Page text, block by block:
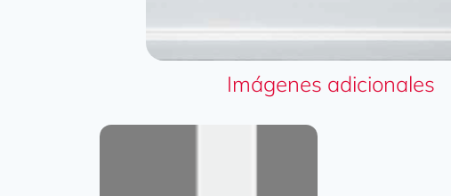
Imágenes adicionales